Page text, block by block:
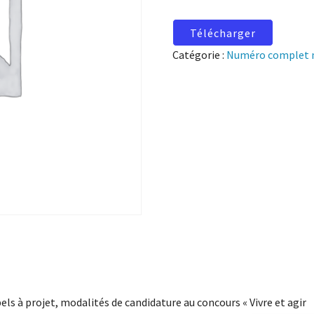
Télécharger
Catégorie : Numéro complet
à projet, modalités de candidature au concours « Vivre et agir